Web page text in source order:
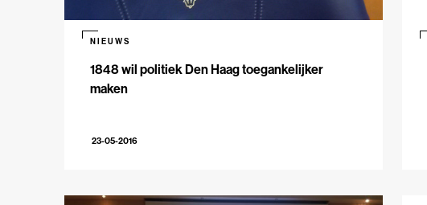
1848 wil politiek Den Haag toegankelijker
maken
NIEUWS
23-05-2016